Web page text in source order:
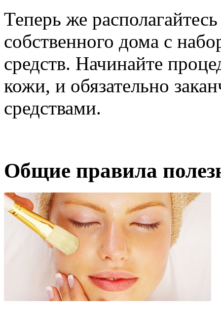
Теперь же
собственного дома с
средств. Начинайте
кожи, и обязательно
средствами.
Общие правила